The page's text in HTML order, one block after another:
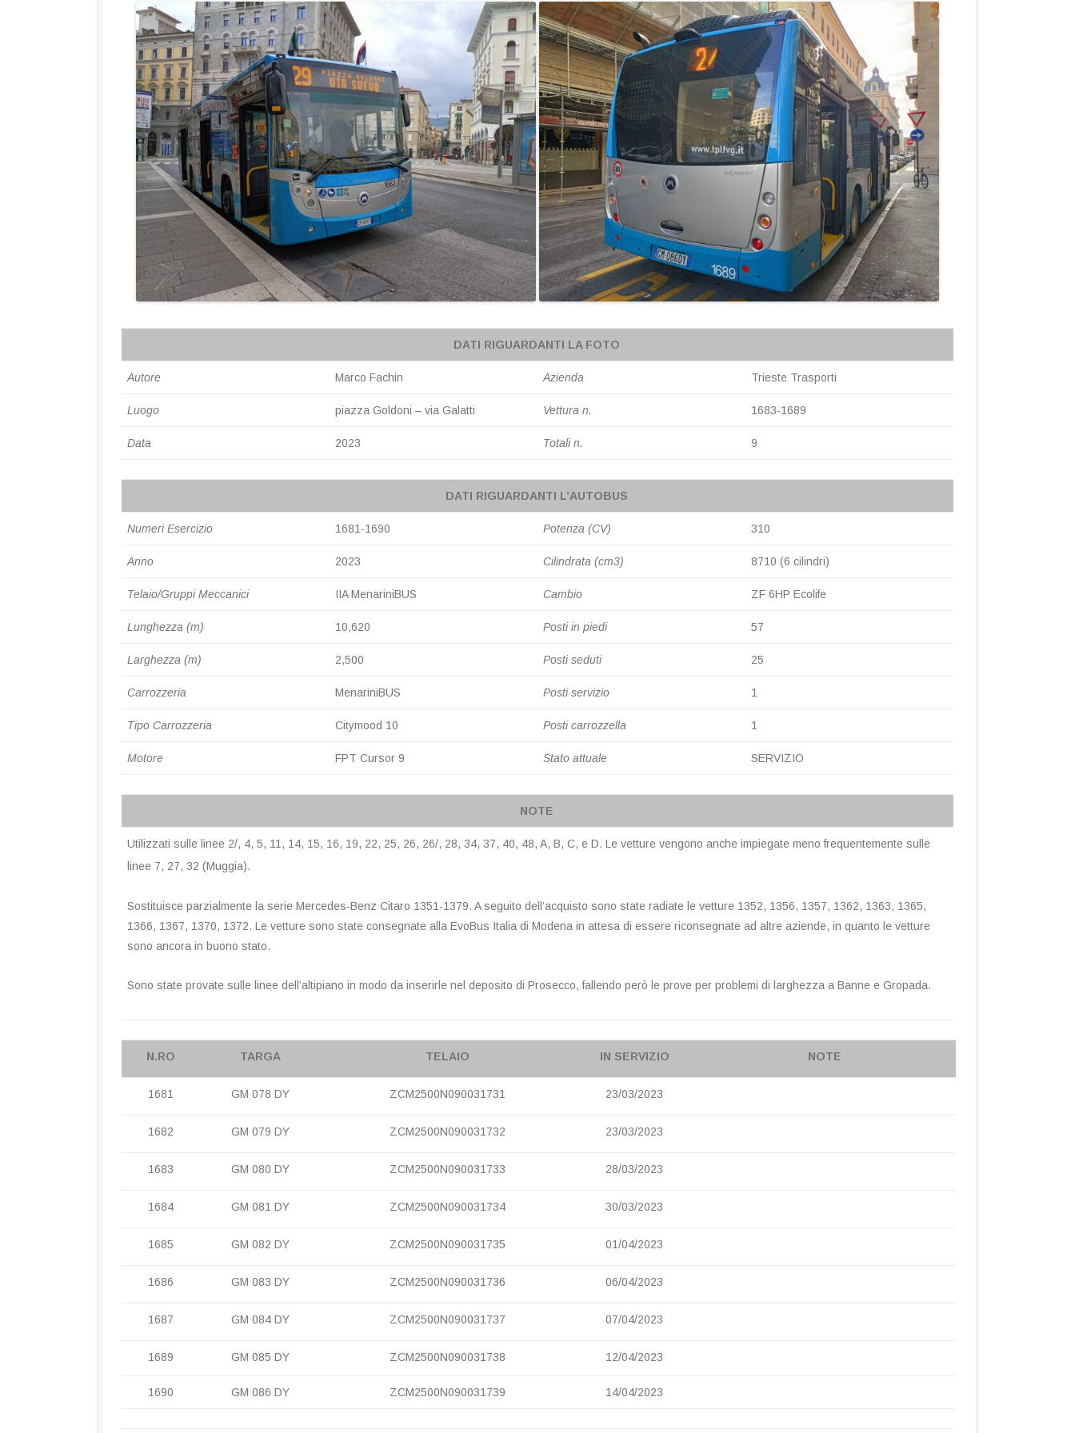
STREAM
RETE TRANVIARIA
RETE FILOVIARIA
DEPOSITI
DATI RIGUARDANTI LA FOTO
Autore Marco Fachin Azienda Trieste Trasporti
Luogo piazza Goldoni – via Galatti Vettura n. 1683-1689
Data 2023 Totali n. 9
DATI RIGUARDANTI L’AUTOBUS
Numeri Esercizio 1681-1690 Potenza (CV) 310
Anno 2023 Cilindrata (cm3) 8710 (6 cilindri)
Telaio/Gruppi Meccanici IIA MenariniBUS Cambio ZF 6HP Ecolife
Lunghezza (m) 10,620 Posti in piedi 57
Larghezza (m) 2,500 Posti seduti 25
Carrozzeria MenariniBUS Posti servizio 1
Tipo Carrozzeria Citymood 10 Posti carrozzella 1
Motore FPT Cursor 9 Stato attuale SERVIZIO
NOTE
Utilizzati sulle linee 2/, 4, 5, 11, 14, 15, 16, 19, 22, 25, 26, 26/, 28, 34, 37, 40, 48, A, B, C, e D. Le vetture vengono anche impiegate meno frequentemente sulle
linee 7, 27, 32 (Muggia).
Sostituisce parzialmente la serie Mercedes-Benz Citaro 1351-1379. A seguito dell’acquisto sono state radiate le vetture 1352, 1356, 1357, 1362, 1363, 1365,
1366, 1367, 1370, 1372. Le vetture sono state consegnate alla EvoBus Italia di Modena in attesa di essere riconsegnate ad altre aziende, in quanto le vetture
sono ancora in buono stato.
Sono state provate sulle linee dell’altipiano in modo da inserirle nel deposito di Prosecco, fallendo però le prove per problemi di larghezza a Banne e Gropada.
N.RO TARGA TELAIO IN SERVIZIO NOTE
1681 GM 078 DY ZCM2500N090031731 23/03/2023
1682 GM 079 DY ZCM2500N090031732 23/03/2023
1683 GM 080 DY ZCM2500N090031733 28/03/2023
1684 GM 081 DY ZCM2500N090031734 30/03/2023
1685 GM 082 DY ZCM2500N090031735 01/04/2023
1686 GM 083 DY ZCM2500N090031736 06/04/2023
1687 GM 084 DY ZCM2500N090031737 07/04/2023
1689 GM 085 DY ZCM2500N090031738 12/04/2023
1690 GM 086 DY ZCM2500N090031739 14/04/2023